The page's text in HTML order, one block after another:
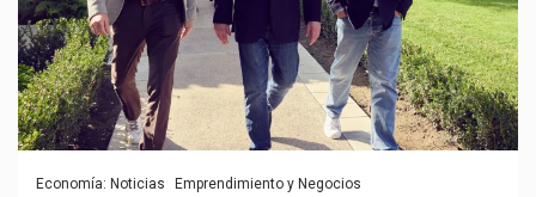
Economía: Noticias
Emprendimiento y Negocios